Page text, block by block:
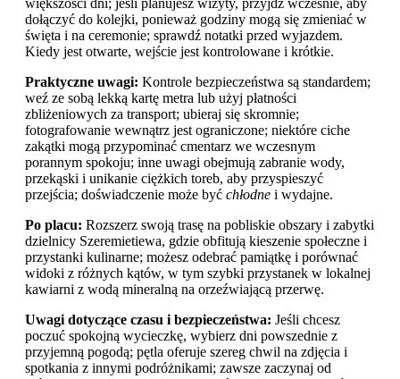
dołączyć do kolejki, ponieważ godziny mogą się zmieniać w
święta i na ceremonie; sprawdź notatki przed wyjazdem.
Kiedy jest otwarte, wejście jest kontrolowane i krótkie.
Praktyczne uwagi: Kontrole bezpieczeństwa są standardem;
weź ze sobą lekką kartę metra lub użyj płatności
zbliżeniowych za transport; ubieraj się skromnie;
fotografowanie wewnątrz jest ograniczone; niektóre ciche
zakątki mogą przypominać cmentarz we wczesnym
porannym spokoju; inne uwagi obejmują zabranie wody,
przekąski i unikanie ciężkich toreb, aby przyspieszyć
przejścia; doświadczenie może być chłodne i wydajne.
Po placu: Rozszerz swoją trasę na pobliskie obszary i zabytki
dzielnicy Szeremietiewa, gdzie obfitują kieszenie społeczne i
przystanki kulinarne; możesz odebrać pamiątkę i porównać
widoki z różnych kątów, w tym szybki przystanek w lokalnej
kawiarni z wodą mineralną na orzeźwiającą przerwę.
Uwagi dotyczące czasu i bezpieczeństwa: Jeśli chcesz
poczuć spokojną wycieczkę, wybierz dni powszednie z
przyjemną pogodą; pętla oferuje szereg chwil na zdjęcia i
spotkania z innymi podróżnikami; zawsze zaczynaj od